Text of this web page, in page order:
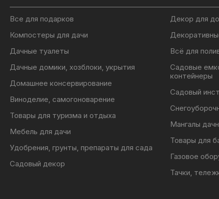
Все для подарков
Компостеры для дачи
Дачные туалеты
Дачные домики, хозблоки, укрытия
Домашнее консервирование
Виноделие, самогоноварение
Товары для туризма и отдыха
Мебель для дачи
Удобрения, грунты, препараты для сада
Садовый декор
Декор для
Всё для
Садовые
контейнеры
Садовый
Мангалы
Товары для
Газовое
Тачки,